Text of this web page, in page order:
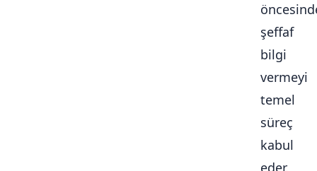
şeffaf
bilgi
vermeyi
temel
süreç
kabul
eder.